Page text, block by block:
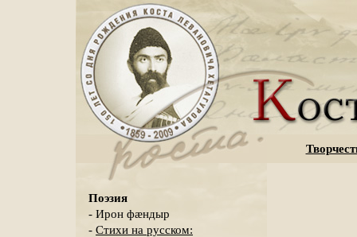
Поэзия
- Ирон фæндыр
- Стихи на русском: